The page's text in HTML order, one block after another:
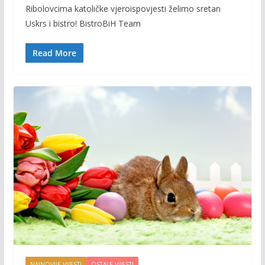
e
b
o
k
itt
er
ai p
k
Ribolovcima katoličke vjeroispovjesti želimo sretan
Uskrs i bistro! BistroBiH Team
Read More